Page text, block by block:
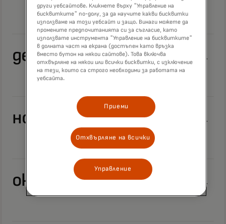
декември 2024 г.
ноември 2024 г.
октомври 2024 г.
други уебсайтове. Кликнете върху "Управление на
бисквитките" по-долу, за да научите какви бисквитки
използваме на този уебсайт и защо. Винаги можете да
промените предпочитанията си за съгласие, като
използвате инструмента "Управление на бисквитките"
в долната част на екрана (достъпен като връзка
вместо бутон на някои сайтове). Това включва
отхвърляне на някои или всички бисквитки, с изключение
на тези, които са строго необходими за работата на
уебсайта.
Приеми
Отхвърляне на всички
Управление